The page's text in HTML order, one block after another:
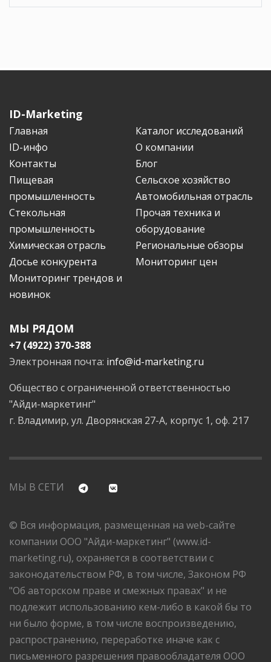
ID-Marketing
Главная
Каталог исследований
ID-инфо
О компании
Контакты
Блог
Пищевая
промышленность
Сельское хозяйство
Автомобильная отрасль
Стекольная
промышленность
Прочая техника и
оборудование
Химическая отрасль
Региональные обзоры
Досье конкурента
Мониторинг цен
Мониторинг трендов и
новинок
МЫ РЯДОМ
+7 (4922) 370-388
Электронная почта: info@id-marketing.ru
Общество с ограниченной ответственностью
"Айди-маркетинг"
г. Владимир, ул. Дворянская 27-А, корпус 1, оф. 217
МЫ В СЕТИ
© Вся информация, размещенная на web-сайте
компании ООО "Айди-маркетинг" (www.id-
marketing.ru), охраняется в соответствии с
законодательством РФ, в том числе, Законом РФ
"Об авторском праве и смежных правах" и не
подлежит использованию кем-либо в какой бы то
ни было форме, в том числе воспроизведению,
распространению, переработке иначе как с
письменного разрешения правообладателя ООО